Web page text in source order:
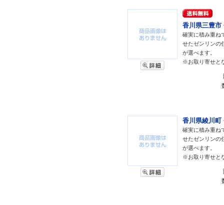
香川県三豊市
確実に積み重ね
せたゼンリンの
が選べます。
※お取り寄せと
香川県綾川町
確実に積み重ね
せたゼンリンの
が選べます。
※お取り寄せと